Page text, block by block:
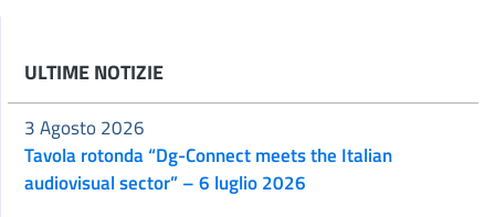
ULTIME NOTIZIE
Tavola rotonda “Dg-Connect meets the Italian
audiovisual sector” – 6 luglio 2026
3 Agosto 2026